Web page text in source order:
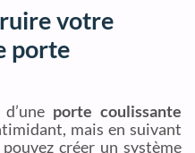
votre
porte
porte coulissante
mais en suivant
créer un système